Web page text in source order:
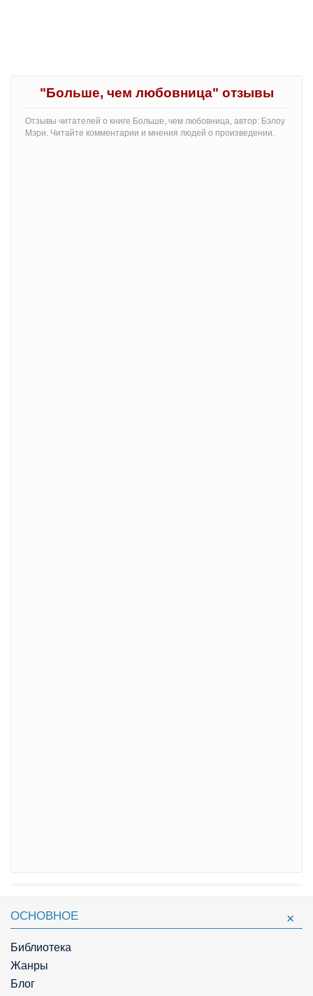
"Больше, чем любовница" отзывы
Отзывы читателей о книге Больше, чем любовница, автор: Бэлоу
Мэри. Читайте комментарии и мнения людей о произведении.
ОСНОВНОЕ
Библиотека
Жанры
Блог